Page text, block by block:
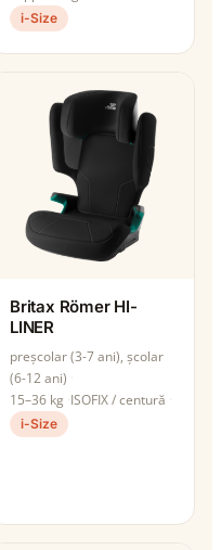
i-Size
Britax Römer HI-
LINER
preșcolar (3-7 ani), școlar
(6-12 ani)
15–36 kg ISOFIX / centură
i-Size